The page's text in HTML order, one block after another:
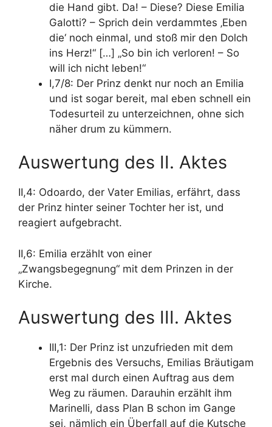
die Hand gibt. Da! – Diese? Diese Emilia
Galotti? – Sprich dein verdammtes ‚Eben
die‘ noch einmal, und stoß mir den Dolch
ins Herz!“ […] „So bin ich verloren! – So
will ich nicht leben!“
I,7/8: Der Prinz denkt nur noch an Emilia
und ist sogar bereit, mal eben schnell ein
Todesurteil zu unterzeichnen, ohne sich
näher drum zu kümmern.
Auswertung des II. Aktes
II,4: Odoardo, der Vater Emilias, erfährt, dass
der Prinz hinter seiner Tochter her ist, und
reagiert aufgebracht.
II,6: Emilia erzählt von einer
„Zwangsbegegnung“ mit dem Prinzen in der
Kirche.
Auswertung des III. Aktes
III,1: Der Prinz ist unzufrieden mit dem
Ergebnis des Versuchs, Emilias Bräutigam
erst mal durch einen Auftrag aus dem
Weg zu räumen. Darauhin erzählt ihm
Marinelli, dass Plan B schon im Gange
sei, nämlich ein Überfall auf die Kutsche